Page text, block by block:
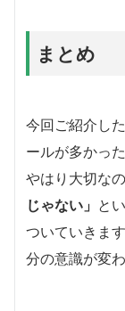
まとめ
今回ご紹介し
ールが多かっ
やはり大切な
じゃない」 と
ついていきま
分の意識が変